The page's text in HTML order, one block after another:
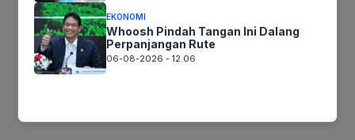
Sempur Masuk Nominasi API 2020
Oktober 31, 2020
EKONOMI
Whoosh Pindah Tangan Ini Dalang
Perpanjangan Rute
06-08-2026 - 12.06